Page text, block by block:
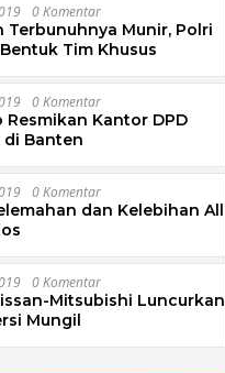
0 Komentar
Terbunuhnya Munir, Polri
Tim Khusus
0 Komentar
Resmikan Kantor DPD
di Banten
0 Komentar
dan Kelebihan All
0 Komentar
Mitsubishi Luncurkan
Mungil